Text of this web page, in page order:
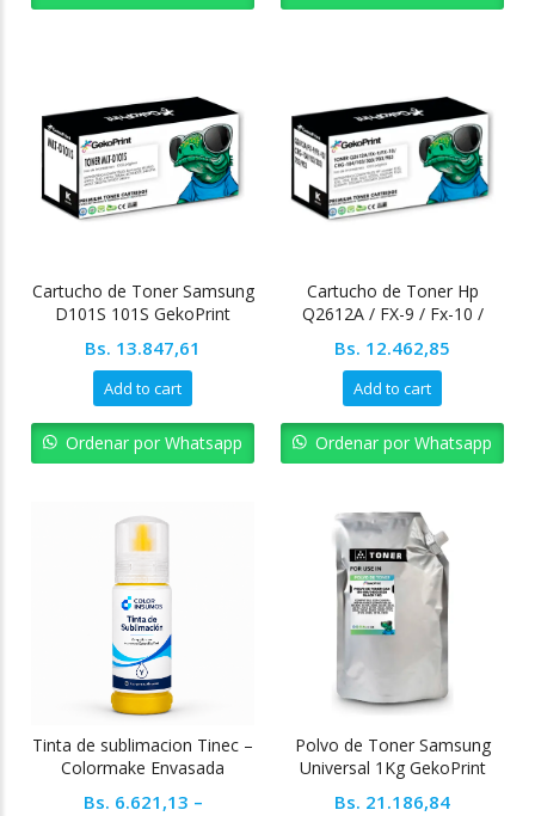
Cartucho de Toner Samsung
D101S 101S GekoPrint
Bs. 13.847,61
Add to cart
Ordenar por Whatsapp
Cartucho de Toner Hp
Q2612A / FX-9 / Fx-10 /
Bs. 12.462,85
Add to cart
Ordenar por Whatsapp
Tinta de sublimacion Tinec –
Colormake Envasada
Bs. 6.621,13 –
Polvo de Toner Samsung
Universal 1Kg GekoPrint
Bs. 21.186,84